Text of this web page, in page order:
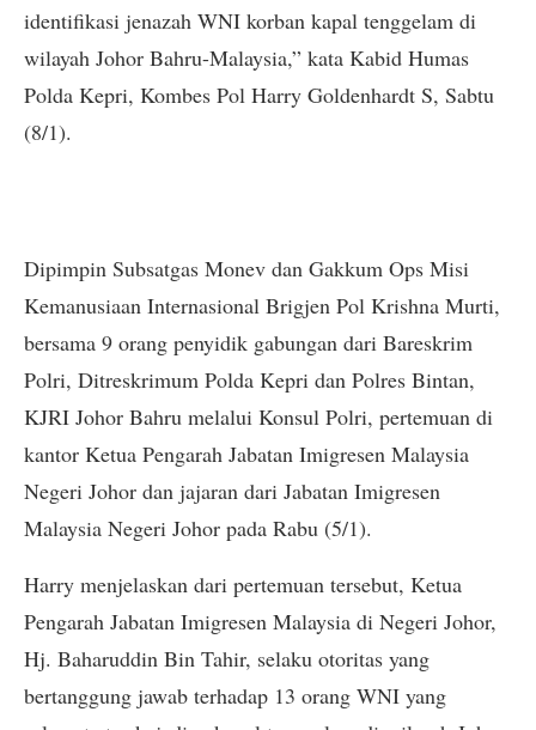
identifikasi jenazah WNI korban kapal tenggelam di
wilayah Johor Bahru-Malaysia,” kata Kabid Humas
Polda Kepri, Kombes Pol Harry Goldenhardt S, Sabtu
(8/1).
Dipimpin Subsatgas Monev dan Gakkum Ops Misi
Kemanusiaan Internasional Brigjen Pol Krishna Murti,
bersama 9 orang penyidik gabungan dari Bareskrim
Polri, Ditreskrimum Polda Kepri dan Polres Bintan,
KJRI Johor Bahru melalui Konsul Polri, pertemuan di
kantor Ketua Pengarah Jabatan Imigresen Malaysia
Negeri Johor dan jajaran dari Jabatan Imigresen
Malaysia Negeri Johor pada Rabu (5/1).
Harry menjelaskan dari pertemuan tersebut, Ketua
Pengarah Jabatan Imigresen Malaysia di Negeri Johor,
Hj. Baharuddin Bin Tahir, selaku otoritas yang
bertanggung jawab terhadap 13 orang WNI yang